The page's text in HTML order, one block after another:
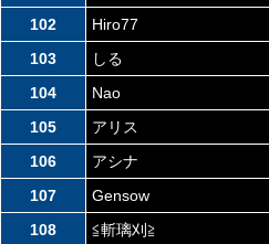
102
Hiro77
103
しる
104
Nao
105
アリス
106
アシナ
107
Gensow
108
≦斬璃刈≧